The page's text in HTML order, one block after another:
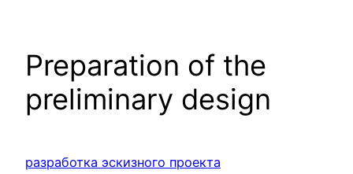
Preparation of the
preliminary design
разработка эскизного проекта